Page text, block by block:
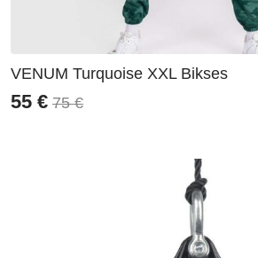
VENUM Turquoise XXL Bikses
75€
Original
55 €
Current